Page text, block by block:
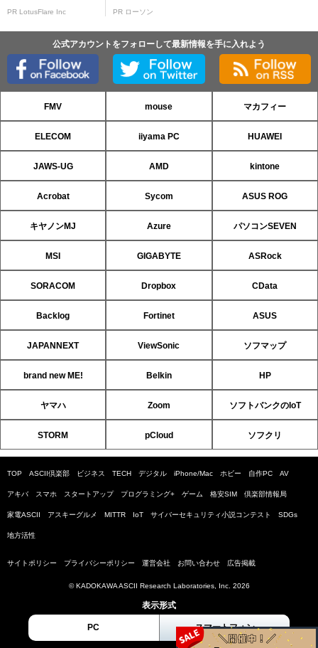
PR LotusFlare Inc PR ローソン
公式アカウントをフォローして最新情報を手に入れよう
FMV mouse マカフィー
ELECOM iiyama PC HUAWEI
JAWS-UG AMD kintone
Acrobat Sycom ASUS ROG
キヤノンMJ Azure パソコンSEVEN
MSI GIGABYTE ASRock
SORACOM Dropbox CData
Backlog Fortinet ASUS
JAPANNEXT ViewSonic ソフマップ
brand new ME! Belkin HP
ヤマハ Zoom ソフトバンクのIoT
STORM pCloud ソフクリ
TOP ASCII倶楽部 ビジネス TECH デジタル iPhone/Mac ホビー 自作PC AV
アキバ スマホ スタートアップ プログラミング+ ゲーム 格安SIM 倶楽部情報局
家電ASCII アスキーグルメ MITTR IoT サイバーセキュリティ小説コンテスト SDGs
地方活性
サイトポリシー プライバシーポリシー 運営会社 お問い合わせ 広告掲載
© KADOKAWA ASCII Research Laboratories, Inc. 2026
表示形式
PC スマートフォン